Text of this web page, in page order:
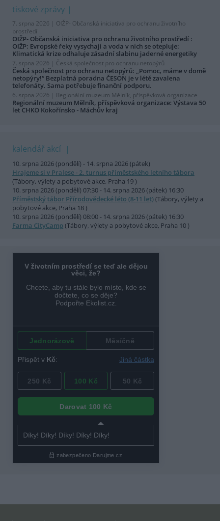
tiskové zprávy
7. srpna 2026 | OIŽP- Občanská iniciativa pro ochranu životního
prostředí
OIŽP- Občanská iniciativa pro ochranu životního prostředí :
OIŽP: Evropské řeky vysychají a voda v nich se otepluje:
Klimatická krize odhaluje zásadní slabinu jaderné energetiky
7. srpna 2026 | Česká společnost pro ochranu netopýrů
Česká společnost pro ochranu netopýrů: „Pomoc, máme v domě
netopýry!“ Bezplatná poradna ČESON je v létě zavalena
telefonáty. Sama potřebuje finanční podporu.
6. srpna 2026 | Regionální muzeum Mělník, příspěvková organizace
Regionální muzeum Mělník, příspěvková organizace: Výstava 50
let CHKO Kokořínsko - Máchův kraj
kalendář akcí
10. srpna 2026 (pondělí) - 14. srpna 2026 (pátek)
Hrajeme si v Pralese - 2. turnus příměstského letního tábora
(Tábory, výlety a pobytové akce, Praha 19 )
10. srpna 2026 (pondělí) 07:30 - 14. srpna 2026 (pátek) 16:30
Příměstský tábor Přírodovědecké léto (8-11 let)(Tábory, výlety a
pobytové akce, Praha 18 )
10. srpna 2026 (pondělí) 08:00 - 14. srpna 2026 (pátek) 16:30
Farma CityCamp (Tábory, výlety a pobytové akce, Praha 10 )